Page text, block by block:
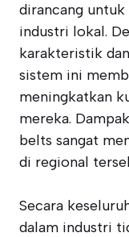
dirancang
industri lokal.
karakteristik
sistem ini
meningkatkan
mereka.
belts sangat
di regional
Secara
dalam industri